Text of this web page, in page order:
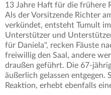
13 Jahre Haft für die frühere
Als der Vorsitzende Richter
verkündet, entsteht Tumult
Unterstützer und
für Daniela", recken Fäuste
freiwillig den Saal, andere
draußen geführt. Die 67-
äußerlich gelassen
Reaktion, erhebt ebenfalls